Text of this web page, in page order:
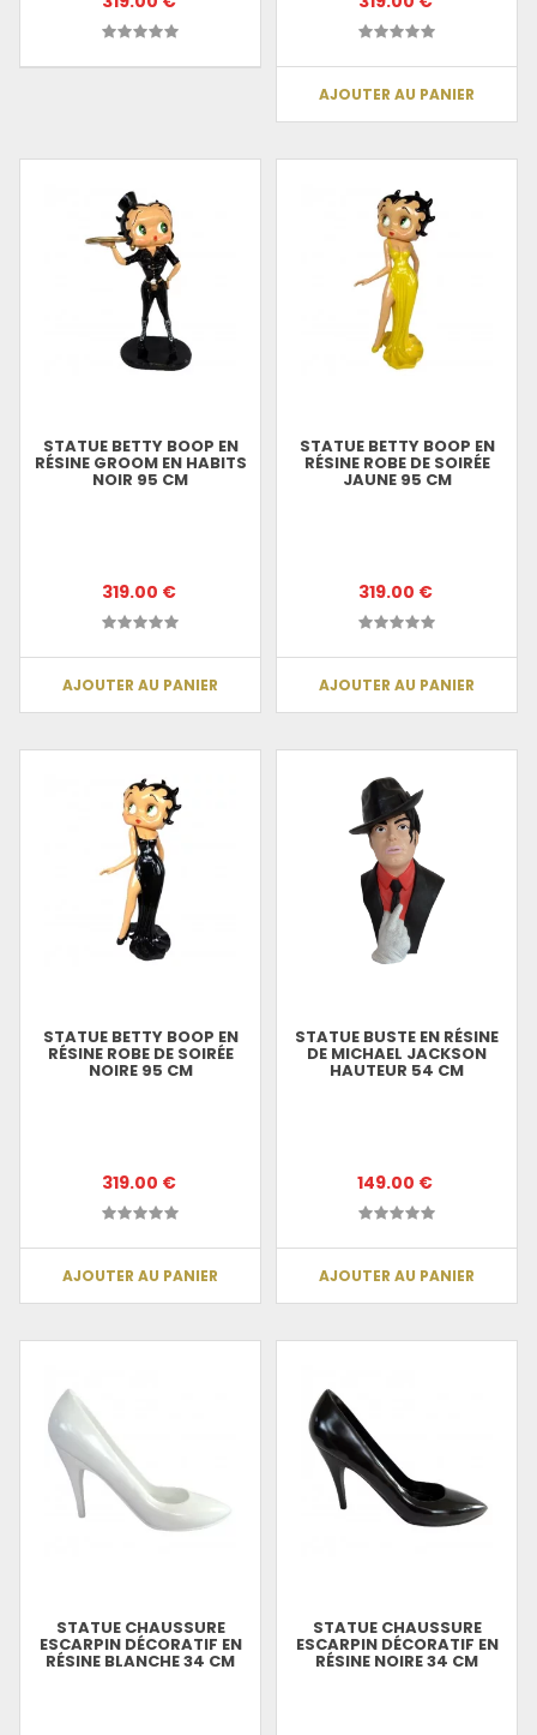
AJOUTER AU PANIER
STATUE BETTY BOOP EN
RÉSINE GROOM EN HABITS
NOIR 95 CM
319.00 €
AJOUTER AU PANIER
STATUE BETTY BOOP EN
RÉSINE ROBE DE SOIRÉE
JAUNE 95 CM
319.00 €
AJOUTER AU PANIER
STATUE BETTY BOOP EN
RÉSINE ROBE DE SOIRÉE
NOIRE 95 CM
319.00 €
AJOUTER AU PANIER
STATUE BUSTE EN RÉSINE
DE MICHAEL JACKSON
HAUTEUR 54 CM
149.00 €
AJOUTER AU PANIER
STATUE CHAUSSURE
ESCARPIN DÉCORATIF EN
RÉSINE BLANCHE 34 CM
STATUE CHAUSSURE
ESCARPIN DÉCORATIF EN
RÉSINE NOIRE 34 CM